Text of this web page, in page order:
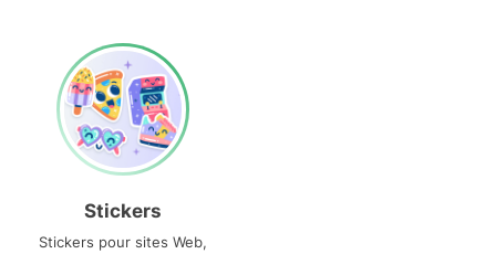
Stickers
Stickers pour sites Web,